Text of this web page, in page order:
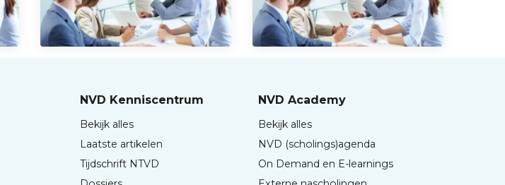
NVD Kenniscentrum
Bekijk alles
Laatste artikelen
Tijdschrift NTVD
NVD Academy
Bekijk alles
NVD (scholings)agenda
On Demand en E-learnings